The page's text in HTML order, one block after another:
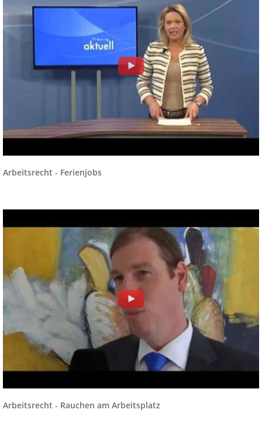
Arbeitsrecht - Ferienjobs
Arbeitsrecht - Rauchen am Arbeitsplatz